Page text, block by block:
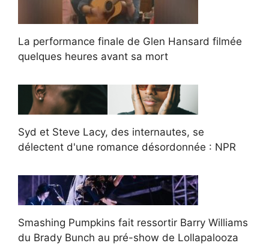
La performance finale de Glen Hansard filmée
quelques heures avant sa mort
Syd et Steve Lacy, des internautes, se
délectent d'une romance désordonnée : NPR
Smashing Pumpkins fait ressortir Barry Williams
du Brady Bunch au pré-show de Lollapalooza